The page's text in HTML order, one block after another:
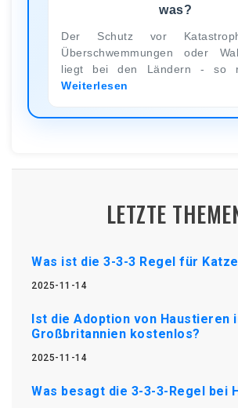
was?
Der Schutz vor
Überschwemmungen oder
liegt bei den Ländern - so
Weiterlesen
LETZTE
Was ist die 3-3-3 Regel für
2025-11-14
Ist die Adoption von Haustieren
Großbritannien kostenlos?
2025-11-14
Was besagt die 3-3-3-Regel bei